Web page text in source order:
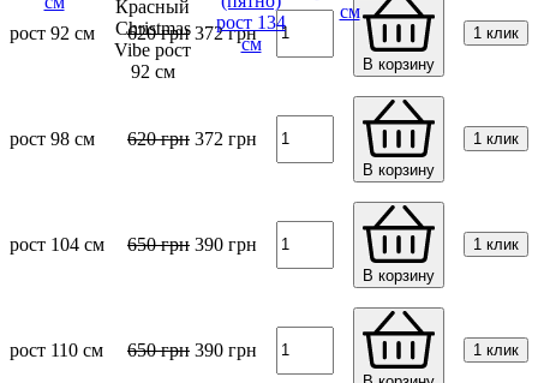
рост 92 см 620грн 372грн
В корзину
1 клик
рост 98 см 620грн 372 грн
В корзину
1 клик
рост 104 см 650грн 390 грн
В корзину
1 клик
рост 110 см 650грн 390 грн 1 клик